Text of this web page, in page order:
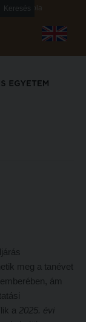
Kapcsolat
meg a tanévet
ám
a 2025. évi